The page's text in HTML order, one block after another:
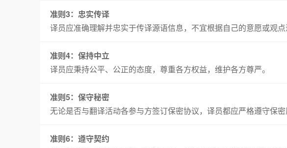
准则3：忠实传译
译员应准确理解并忠实于传译源语信息，不宜根据自己的意愿或观点
准则4：保持中立
译员应秉持公平、公正的态度，尊重各方权益，维护各方尊严。
准则5：保守秘密
无论是否与翻译活动各参与方签订保密协议，译员都应严格遵守保
准则6：遵守契约